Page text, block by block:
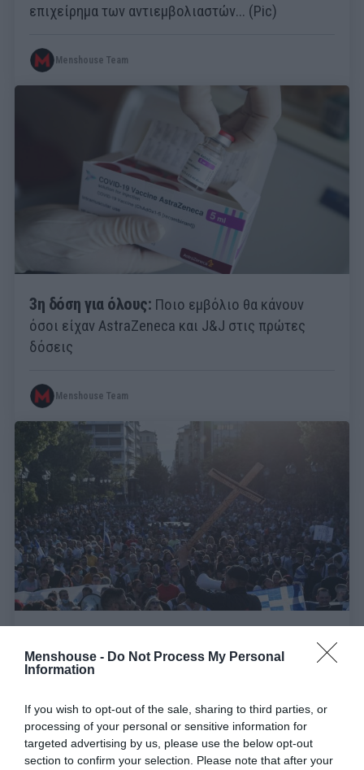
Menshouse - Do Not Process My Personal
Information
If you wish to opt-out of the sale, sharing to third parties, or
processing of your personal or sensitive information for
targeted advertising by us, please use the below opt-out
section to confirm your selection. Please note that after your
επιχείρημα των αντιεμβολιαστών... (Pic)
Menshouse Team
3η δόση για όλους: Ποιο εμβόλιο θα κάνουν
όσοι είχαν AstraZeneca και J&J στις πρώτες
δόσεις
Menshouse Team
Οι
4 λέξεις που χρησιμοποιούν όλοι οι αρνητές του
Ερρίκος Βούλγαρης